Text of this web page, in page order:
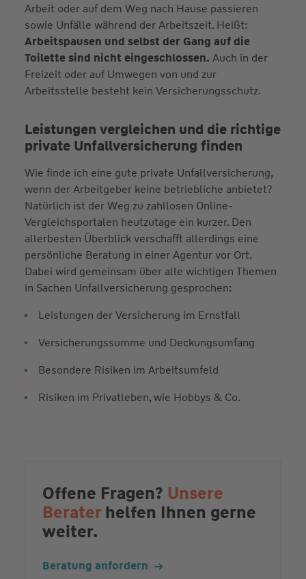
Arbeit oder auf dem Weg nach Hause passieren
sowie Unfälle während der Arbeitszeit. Heißt:
Arbeitspausen und selbst der Gang auf die
Toilette sind nicht eingeschlossen. Auch in der
Freizeit oder auf Umwegen von und zur
Arbeitsstelle besteht kein Versicherungsschutz.
Leistungen vergleichen und die richtige
private Unfallversicherung finden
Wie finde ich eine gute private Unfallversicherung,
wenn der Arbeitgeber keine betriebliche anbietet?
Natürlich ist der Weg zu zahllosen Online-
Vergleichsportalen heutzutage ein kurzer. Den
allerbesten Überblick verschafft allerdings eine
persönliche Beratung in einer Agentur vor Ort.
Dabei wird gemeinsam über alle wichtigen Themen
in Sachen Unfallversicherung gesprochen:
Leistungen der Versicherung im Ernstfall
Versicherungssumme und Deckungsumfang
Besondere Risiken im Arbeitsumfeld
Risiken im Privatleben, wie Hobbys & Co.
Offene Fragen? Unsere
Beraterhelfen Ihnen gerne
weiter.
Beratung anfordern